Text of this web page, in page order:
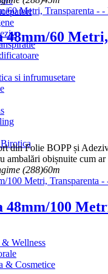
si infrumusetare
Wellness
& Cosmetice
48mm/60
din Folie BOPP și
ambalări obișnuite cum
(288)60m
48mm/100